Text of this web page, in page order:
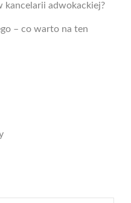
kancelarii adwokackiej?
– co warto na ten